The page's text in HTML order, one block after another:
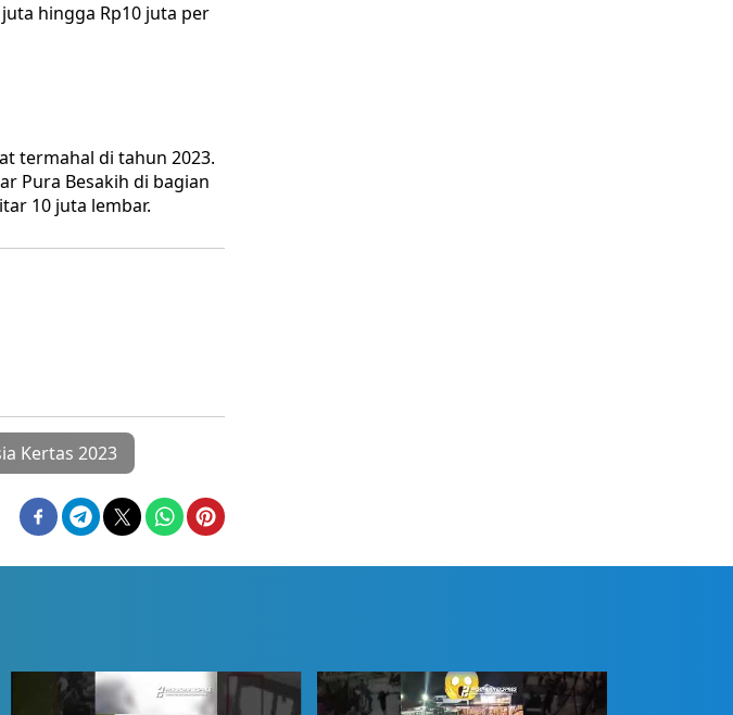
hingga Rp10 juta per
termahal di tahun 2023.
Pura Besakih di bagian
10 juta lembar.
Kertas 2023